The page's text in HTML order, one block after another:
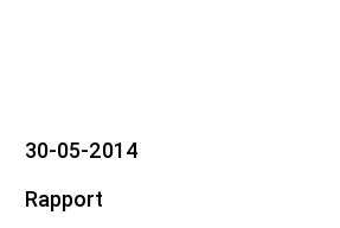
30-05-2014
Rapport